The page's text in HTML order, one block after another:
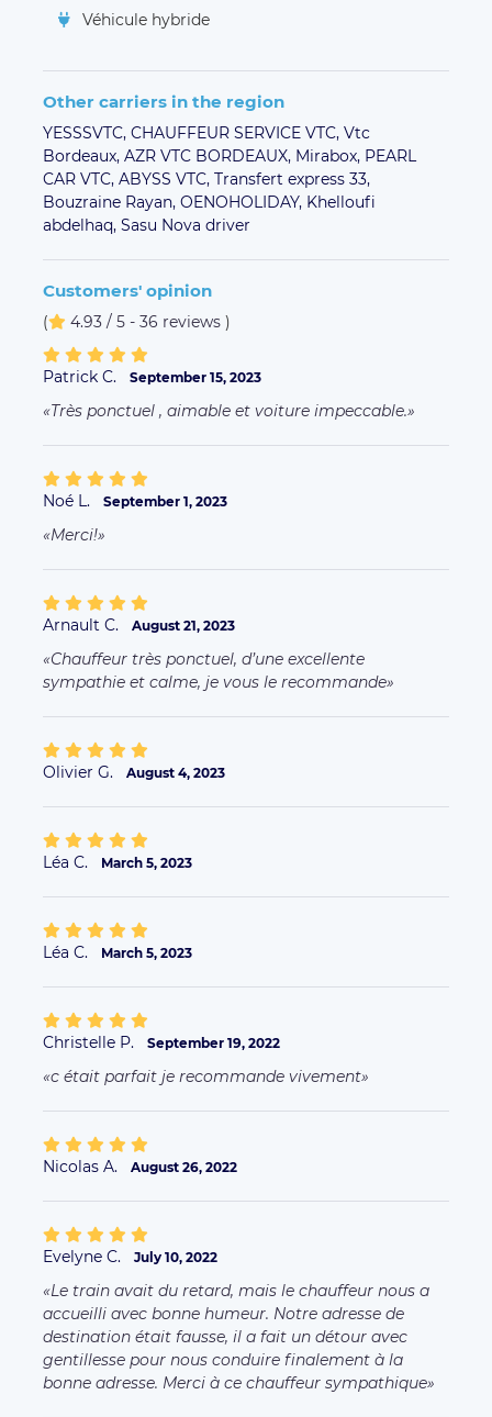
Véhicule hybride
Other carriers in the region
YESSSVTC, CHAUFFEUR SERVICE VTC, Vtc
Bordeaux, AZR VTC BORDEAUX, Mirabox, PEARL
CAR VTC, ABYSS VTC, Transfert express 33,
Bouzraine Rayan, OENOHOLIDAY, Khelloufi
abdelhaq, Sasu Nova driver
Customers' opinion
( 4.93 / 5 - 36 reviews )
Patrick C. September 15, 2023
Très ponctuel , aimable et voiture impeccable.
Noé L. September 1, 2023
Merci!
Arnault C. August 21, 2023
Chauffeur très ponctuel, d’une excellente
sympathie et calme, je vous le recommande
Olivier G. August 4, 2023
Léa C. March 5, 2023
Léa C. March 5, 2023
Christelle P. September 19, 2022
c était parfait je recommande vivement
Nicolas A. August 26, 2022
Evelyne C. July 10, 2022
Le train avait du retard, mais le chauffeur nous a
accueilli avec bonne humeur. Notre adresse de
destination était fausse, il a fait un détour avec
gentillesse pour nous conduire finalement à la
bonne adresse. Merci à ce chauffeur sympathique